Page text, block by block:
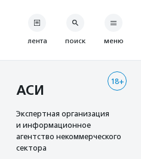
лента поиск меню
18+
АСИ
Экспертная организация
и информационное
агентство некоммерческого
сектора